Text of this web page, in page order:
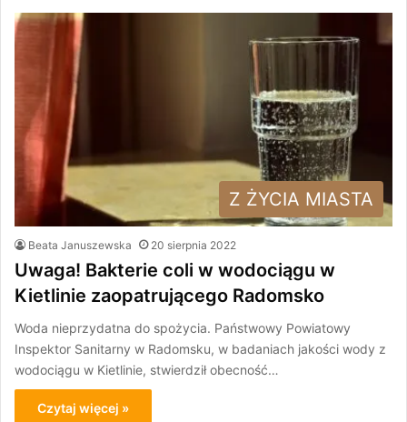
Z ŻYCIA MIASTA
Beata Januszewska 20 sierpnia 2022
Uwaga! Bakterie coli w wodociągu w
Kietlinie zaopatrującego Radomsko
Woda nieprzydatna do spożycia. Państwowy Powiatowy
Inspektor Sanitarny w Radomsku, w badaniach jakości wody z
wodociągu w Kietlinie, stwierdził obecność…
Czytaj więcej »